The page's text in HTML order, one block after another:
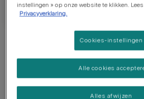
Ontdek onze
Malse Reepjes Original
instellingen » op onze website te klikken.
Privacyverklaring.
Cookies-instellingen
Alles afwijzen
Alle cookies